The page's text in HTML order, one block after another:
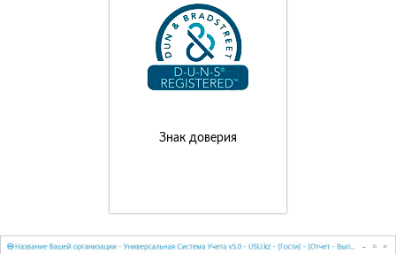
Знак доверия